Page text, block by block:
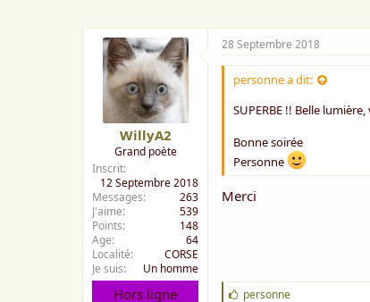
WillyA2
Grand poète
Inscrit
12 Septembre 2018
Messages
263
J'aime
539
Points
148
Age
64
Localité
CORSE
Je suis
Un homme
Hors ligne
28 Septembre 2018
personne a dit:
SUPERBE !! Belle
Bonne soirée
Personne
Merci
Jpersonne